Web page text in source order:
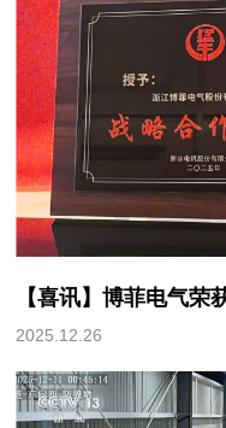
【喜讯】博菲电气荣
2025.12.26